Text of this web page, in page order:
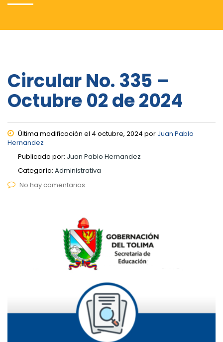
Circular No. 335 –
Octubre 02 de 2024
Última modificación el 4 octubre, 2024 por Juan Pablo
Hernandez
Publicado por: Juan Pablo Hernandez
Categoría: Administrativa
No hay comentarios